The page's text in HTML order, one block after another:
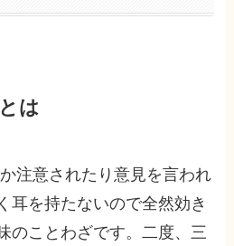
は
注意されたり意見を言われ
耳を持たないので全然効き
のことわざです。二度、三